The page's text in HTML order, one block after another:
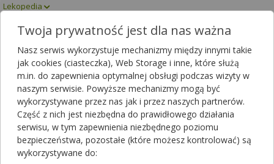
Lekopedia
GARDIMAX MEDICA Drukuj/Zapisz
Twoja prywatność jest dla nas ważna
Nasz serwis wykorzystuje mechanizmy między innymi takie
jak cookies (ciasteczka), Web Storage i inne, które służą
m.in. do zapewnienia optymalnej obsługi podczas wizyty w
naszym serwisie. Powyższe mechanizmy mogą być
wykorzystywane przez nas jak i przez naszych partnerów.
Część z nich jest niezbędna do prawidłowego działania
serwisu, w tym zapewnienia niezbędnego poziomu
bezpieczeństwa, pozostałe (które możesz kontrolować) są
wykorzystywane do: